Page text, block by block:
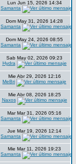
Lun Jun 15, 2026 14:34
Samanta
Dom May 31, 2026 14:28
Samanta
Dom May 24, 2026 08:55
Samanta
Sab May 02, 2026 09:23
Hydra
Mie Abr 29, 2026 12:16
MeBri
Mie Abr 08, 2026 18:25
Naxos
Mar Mar 31, 2026 05:16
Samanta
Jue Mar 19, 2026 12:14
Samanta
Mie Mar 11, 2026 19:23
Samanta